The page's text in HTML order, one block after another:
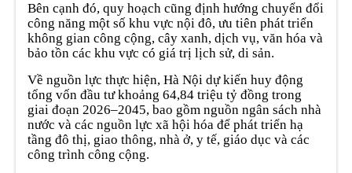
Bên cạnh đó, quy hoạch cũng định hướng chuyển đổi
công năng một số khu vực nội đô, ưu tiên phát triển
không gian công cộng, cây xanh, dịch vụ, văn hóa và
bảo tồn các khu vực có giá trị lịch sử, di sản.
Về nguồn lực thực hiện, Hà Nội dự kiến huy động
tổng vốn đầu tư khoảng 64,84 triệu tỷ đồng trong
giai đoạn 2026–2045, bao gồm nguồn ngân sách nhà
nước và các nguồn lực xã hội hóa để phát triển hạ
tầng đô thị, giao thông, nhà ở, y tế, giáo dục và các
công trình công cộng.